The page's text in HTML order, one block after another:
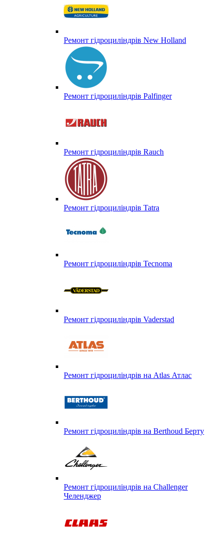
Ремонт гідроциліндрів New Holland
Ремонт гідроциліндрів Palfinger
Ремонт гідроциліндрів Rauch
Ремонт гідроциліндрів Tatra
Ремонт гідроциліндрів Tecnoma
Ремонт гідроциліндрів Vaderstad
Ремонт гідроциліндрів на Atlas Атлас
Ремонт гідроциліндрів на Berthoud Берту
Ремонт гідроциліндрів на Challenger
Челенджер